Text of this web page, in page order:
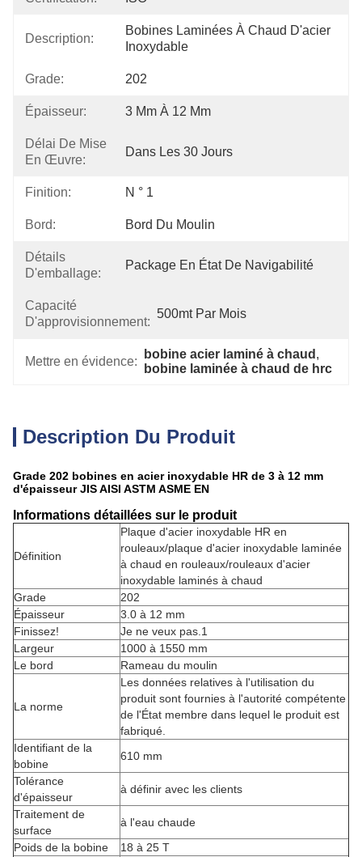
Description:
Bobines Laminées À Chaud D'acier
Inoxydable
Grade: 202
Épaisseur: 3 Mm À 12 Mm
Délai De Mise
En Œuvre:
Dans Les 30 Jours
Finition: N ° 1
Bord: Bord Du Moulin
Détails
D'emballage:
Package En État De Navigabilité
Capacité
D'approvisionnement:
500mt Par Mois
Mettre en évidence:
bobine acier laminé à chaud ,
bobine laminée à chaud de hrc
Description Du Produit
Grade 202 bobines en acier inoxydable HR de 3 à 12 mm
d'épaisseur JIS AISI ASTM ASME EN
Informations détaillées sur le produit
Définition
Plaque d'acier inoxydable HR en
rouleaux/plaque d'acier inoxydable laminée
à chaud en rouleaux/rouleaux d'acier
inoxydable laminés à chaud
Grade
202
Épaisseur
3.0 à 12 mm
Finissez!
Je ne veux pas.1
Largeur
1000 à 1550 mm
Le bord
Rameau du moulin
La norme
Les données relatives à l'utilisation du
produit sont fournies à l'autorité compétente
de l'État membre dans lequel le produit est
fabriqué.
Identifiant de la
bobine
610 mm
Tolérance
d'épaisseur
à définir avec les clients
Traitement de
surface
à l'eau chaude
Poids de la bobine
18 à 25 T